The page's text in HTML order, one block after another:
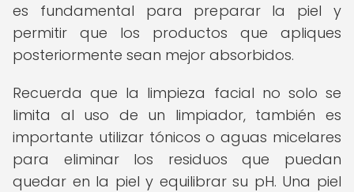
es fundamental para preparar la piel y
permitir que los productos que apliques
posteriormente sean mejor absorbidos.
Recuerda que la limpieza facial no solo se
limita al uso de un limpiador, también es
importante utilizar tónicos o aguas micelares
para eliminar los residuos que puedan
quedar en la piel y equilibrar su pH. Una piel